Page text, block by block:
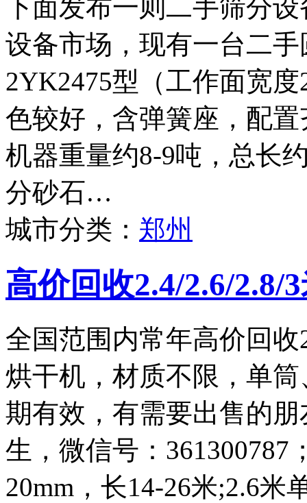
下面发布一则二手筛分
设备市场，现有一台二
2YK2475型（工作面宽
色较好，含弹簧座，配
机器重量约8-9吨，总长
分砂石…
城市分类： 郑州
高价回收2.4/2.6/2.8/
全国范围内常年高价回收
烘干机，材质不限，单
期有效，有需要出售的朋
生，微信号：361300787
20mm，长14-26米;2.6米